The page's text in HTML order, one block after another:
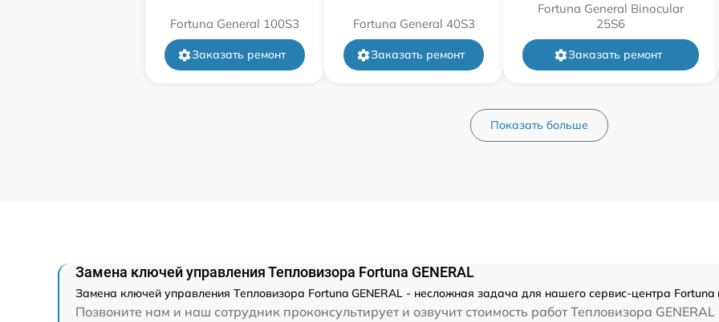
Восстановление после попадания влаги
Ремонт Wi-Fi от 60 мин
от 60 мин
Fortuna General 100S3
Заказать ремонт
Fortuna General 40S3
Заказать ремонт
Fortuna General Binocular
25S6
Заказать ремонт
Показать больше
Замена ключей управления Тепловизора Fortuna GENERAL
Замена ключей управления Тепловизора Fortuna GENERAL - несложная задача для нашего сервис-центра
Позвоните нам и наш сотрудник проконсультирует и озвучит стоимость работ Тепловизора